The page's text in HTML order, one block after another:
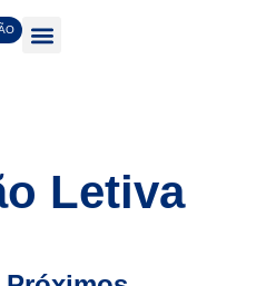
Letiva